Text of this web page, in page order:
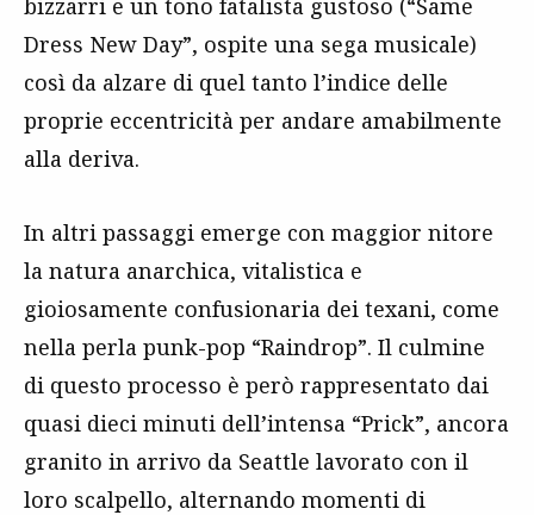
Dress New Day”, ospite una sega musicale)
così da alzare di quel tanto l’indice delle
proprie eccentricità per andare amabilmente
alla deriva.
In altri passaggi emerge con maggior nitore
la natura anarchica, vitalistica e
gioiosamente confusionaria dei texani, come
nella perla punk-pop “Raindrop”. Il culmine
di questo processo è però rappresentato dai
quasi dieci minuti dell’intensa “Prick”, ancora
granito in arrivo da Seattle lavorato con il
loro scalpello, alternando momenti di